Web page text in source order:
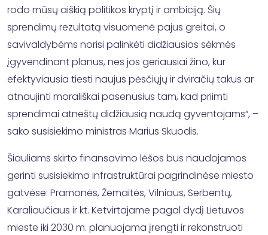
rodo mūsų aiškią politikos kryptį ir ambiciją. Šių
sprendimų rezultatą visuomenė pajus greitai, o
savivaldybėms norisi palinkėti didžiausios sėkmės
įgyvendinant planus, nes jos geriausiai žino, kur
efektyviausia tiesti naujus pėsčiųjų ir dviračių takus ar
atnaujinti morališkai pasenusius tam, kad priimti
sprendimai atneštų didžiausią naudą gyventojams“, –
sako susisiekimo ministras Marius Skuodis.
Šiauliams skirto finansavimo lėšos bus naudojamos
gerinti susisiekimo infrastruktūrai pagrindinėse miesto
gatvėse: Pramonės, Žemaitės, Vilniaus, Serbentų,
Karaliaučiaus ir kt. Ketvirtajame pagal dydį Lietuvos
mieste iki 2030 m. planuojama įrengti ir rekonstruoti